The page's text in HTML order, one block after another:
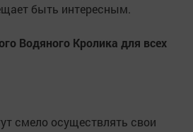
быть интересным.
Водяного Кролика для всех
смело осуществлять свои